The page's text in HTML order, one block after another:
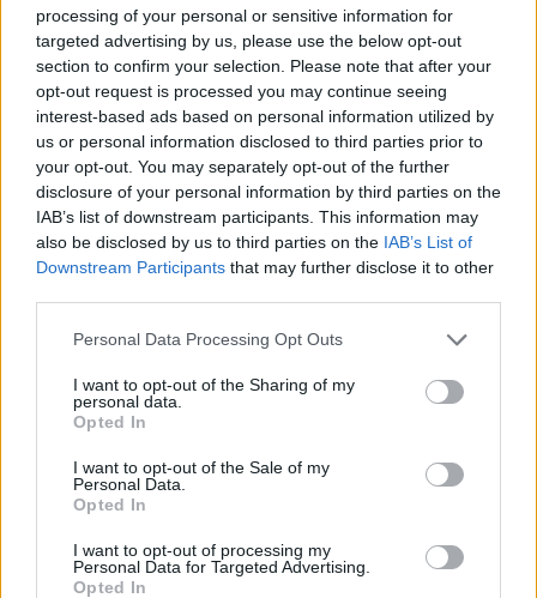
processing of your personal or sensitive information for
targeted advertising by us, please use the below opt-out
section to confirm your selection. Please note that after your
opt-out request is processed you may continue seeing
interest-based ads based on personal information utilized by
us or personal information disclosed to third parties prior to
your opt-out. You may separately opt-out of the further
disclosure of your personal information by third parties on the
IAB’s list of downstream participants. This information may
also be disclosed by us to third parties on the IAB’s List of
Downstream Participants that may further disclose it to other
Personal Data Processing Opt Outs
I want to opt-out of the Sharing of my
personal data.
Opted In
I want to opt-out of the Sale of my
Personal Data.
Opted In
I want to opt-out of processing my
Personal Data for Targeted Advertising.
Opted In
νερό και έχεις τις τεχνικές γνώσεις,
μπορείς να προσπαθήσεις να
απομακρύνεις το νερό από έναν
βενζινοκινητήρα αφαιρώντας τα μπουζί
και περιστρέφοντας τον κινητήρα ώστε
να βγει το νερό από τις οπές. Στη
συνέχεια, στράγγιξε το λάδι και, αν
υπάρχει πολύ νερό, προχώρα σε
περαιτέρω βήματα: αφαίρεσε το
κάλυμμα βαλβίδων και το κάρτερ για
έλεγχο. Ίσως χρειαστεί να βγάλεις την
ακόμα και την κυλινδροκεφαλή και,
αναλόγως ζημιάς, να αντικαταστήσεις
ολόκληρο τον κινητήρα.